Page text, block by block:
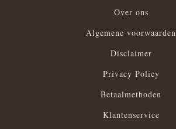
Over ons
Algemene voorwaarden
Disclaimer
Privacy Policy
Betaalmethoden
Klantenservice